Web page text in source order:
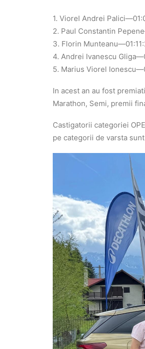
1. Viorel Andrei
2. Paul Constantin
3. Florin
4. Andrei Ivanescu
5. Marius Viorel
In acest an au fost
Marathon, Semi, premii
Castigatorii categoriei
pe categorii de varsta